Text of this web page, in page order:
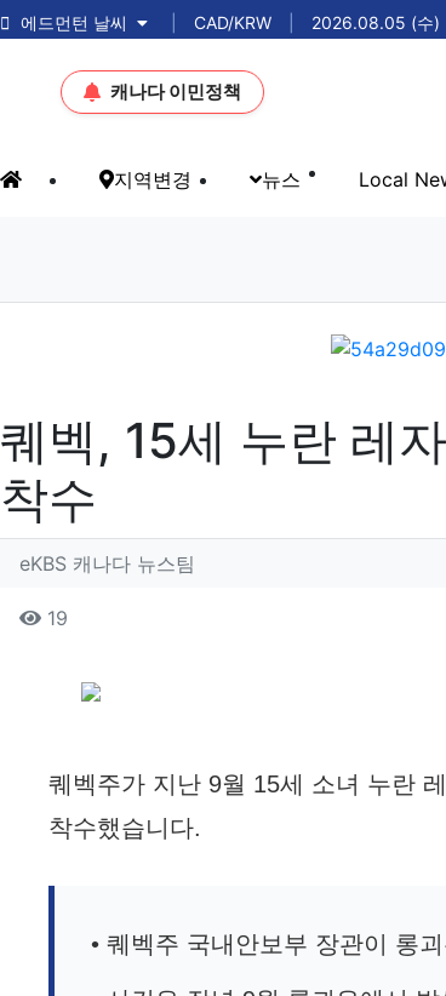
밴쿠버 날씨 CAD/KRW 2026.08.05 (수)
캐나다 이민정책
메인 메뉴지역변경 뉴스 Local
eKBS News
퀘벡, 15세 누란 레
착수
작성자 정보
eKBS 캐나다 뉴스팀
컨텐츠 정보
19
퀘벡주가 지난 9월 15세 소녀 누란
착수했습니다.
• 퀘벡주 국내안보부 장관이 롱